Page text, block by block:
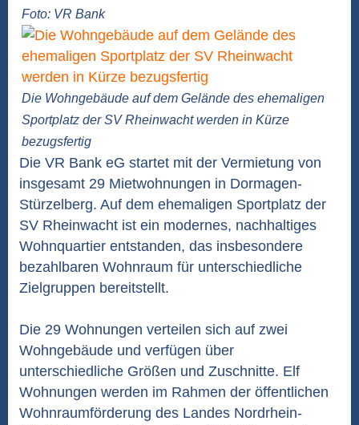
Foto: VR Bank
Die Wohngebäude auf dem Gelände des ehemaligen
Sportplatz der SV Rheinwacht werden in Kürze
bezugsfertig
Die VR Bank eG startet mit der Vermietung von
insgesamt 29 Mietwohnungen in Dormagen-
Stürzelberg. Auf dem ehemaligen Sportplatz der
SV Rheinwacht ist ein modernes, nachhaltiges
Wohnquartier entstanden, das insbesondere
bezahlbaren Wohnraum für unterschiedliche
Zielgruppen bereitstellt.
Die 29 Wohnungen verteilen sich auf zwei
Wohngebäude und verfügen über
unterschiedliche Größen und Zuschnitte. Elf
Wohnungen werden im Rahmen der öffentlichen
Wohnraumförderung des Landes Nordrhein-